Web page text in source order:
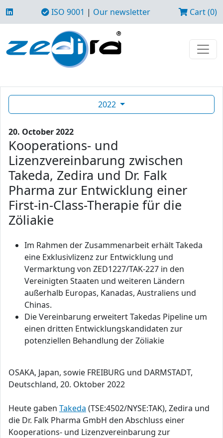
ISO 9001 | Our newsletter Cart (0)
2022
20. October 2022
Kooperations- und
Lizenzvereinbarung zwischen
Takeda, Zedira und Dr. Falk
Pharma zur Entwicklung einer
First-in-Class-Therapie für die
Zöliakie
Im Rahmen der Zusammenarbeit erhält Takeda
eine Exklusivlizenz zur Entwicklung und
Vermarktung von ZED1227/TAK-227 in den
Vereinigten Staaten und weiteren Ländern
außerhalb Europas, Kanadas, Australiens und
Chinas.
Die Vereinbarung erweitert Takedas Pipeline um
einen dritten Entwicklungskandidaten zur
potenziellen Behandlung der Zöliakie
OSAKA, Japan, sowie FREIBURG und DARMSTADT,
Deutschland, 20. Oktober 2022
Heute gaben Takeda (TSE:4502/NYSE:TAK), Zedira und
die Dr. Falk Pharma GmbH den Abschluss einer
Kooperations- und Lizenzvereinbarung zur